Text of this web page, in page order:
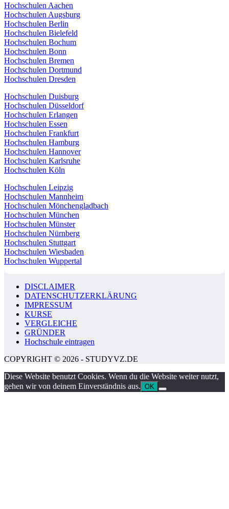
Hochschulen Aachen
Hochschulen Augsburg
Hochschulen Berlin
Hochschulen Bielefeld
Hochschulen Bochum
Hochschulen Bonn
Hochschulen Bremen
Hochschulen Dortmund
Hochschulen Dresden
Hochschulen Duisburg
Hochschulen Düsseldorf
Hochschulen Erlangen
Hochschulen Essen
Hochschulen Frankfurt
Hochschulen Hamburg
Hochschulen Hannover
Hochschulen Karlsruhe
Hochschulen Köln
Hochschulen Leipzig
Hochschulen Mannheim
Hochschulen Mönchengladbach
Hochschulen München
Hochschulen Münster
Hochschulen Nürnberg
Hochschulen Stuttgart
Hochschulen Wiesbaden
Hochschulen Wuppertal
DISCLAIMER
DATENSCHUTZERKLÄRUNG
IMPRESSUM
KURSE
VERGLEICHE
GRÜNDER
Hochschule eintragen
COPYRIGHT © 2026 - STUDYVZ.DE
Diese Website benutzt Cookies. Wenn du die Website weiter nutzt,
gehen wir von deinem Einverständnis aus. OK